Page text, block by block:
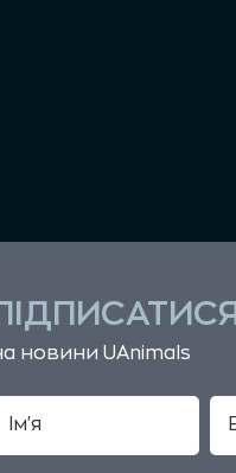
новини UAnimals